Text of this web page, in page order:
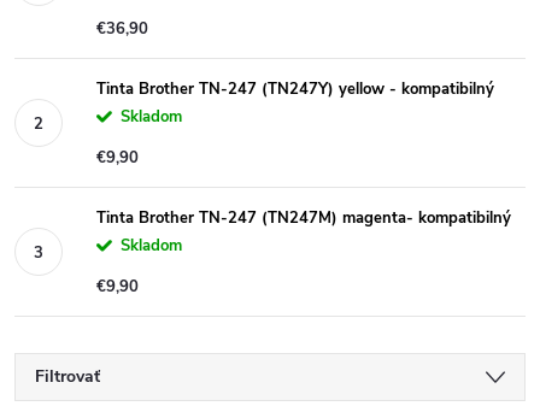
€36,90
Tinta Brother TN-247 (TN247Y) yellow - kompatibilný
Skladom
€9,90
Tinta Brother TN-247 (TN247M) magenta- kompatibilný
Skladom
€9,90
Filtrovať